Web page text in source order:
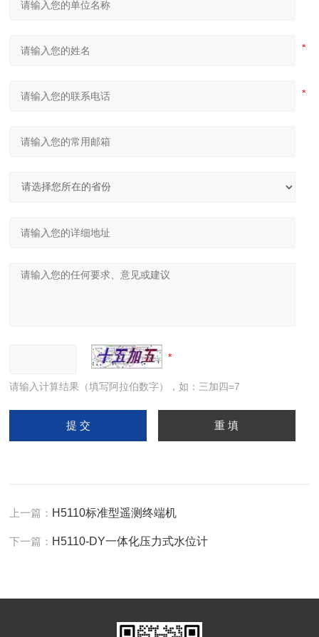
请输入计算结果（填写阿拉伯数字），如：三加四=7
上一篇： H5110标准型遥测终端机
下一篇： H5110-DY一体化压力式水位计